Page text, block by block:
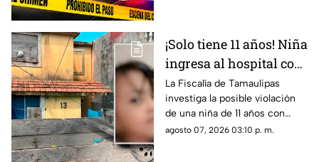
¡Solo tiene 11 años! Niña
ingresa al hospital con
más de 5 meses de
embarazo: autoridades
investigan familiares
La Fiscalía de Tamaulipas
investiga la posible violación
de una niña de 11 años con
cinco meses de embarazo en
agosto 07, 2026 03:10 p. m.